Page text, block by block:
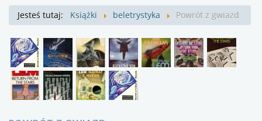
Jesteś tutaj:
Książki beletrystyka Powrót z gwiazd